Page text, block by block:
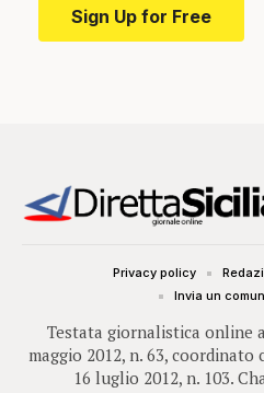
Sign Up for Free
Testata giornalistica online
maggio 2012, n. 63,
16 luglio 2012, n. 103.
Privacy policy
Invia un